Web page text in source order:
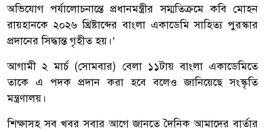
অভিযোগ পর্যালোচনান্তে প্রধানমন্ত্রীর সম্মতিক্রমে কবি মোহন
রায়হানকে ২০২৬ খ্রিষ্টাব্দের বাংলা একাডেমি সাহিত্য পুরস্কার
প্রদানের সিদ্ধান্ত গৃহীত হয়।’
আগামী ২ মার্চ (সোমবার) বেলা ১১টায় বাংলা একাডেমিতে
তাকে এ পদক প্রদান করা হবে বলেও জানিয়েছে সংস্কৃতি
মন্ত্রণালয়।
শিক্ষাসহ সব খবর সবার আগে জানতে দৈনিক আমাদের বার্তার